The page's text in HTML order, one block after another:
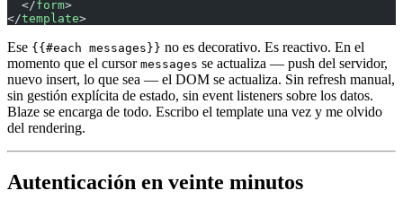
  </
form>
</template>
Ese {{#each messages}} no es decorativo. Es reactivo. En el
momento que el cursor messages se actualiza — push del servidor,
nuevo insert, lo que sea — el DOM se actualiza. Sin refresh manual,
sin gestión explícita de estado, sin event listeners sobre los datos.
Blaze se encarga de todo. Escribo el template una vez y me olvido
del rendering.
Autenticación en veinte minutos